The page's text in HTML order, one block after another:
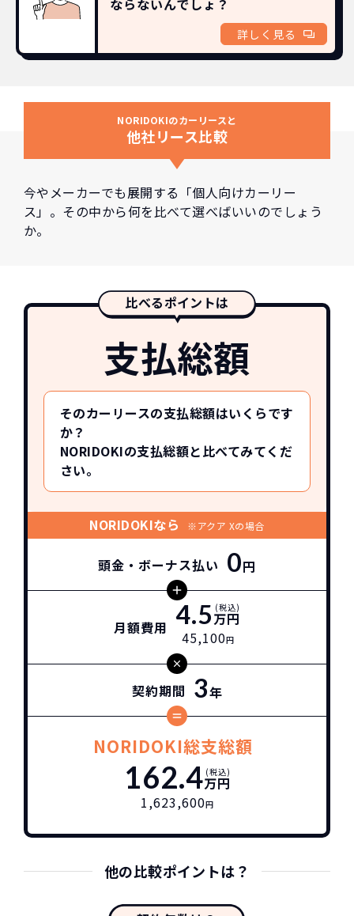
ならないんでしょ？
詳しく見る
NORIDOKIのカーリースと
他社リース比較
今やメーカーでも展開する「個人向けカーリー
ス」。その中から何を比べて選べばいいのでしょう
か。
比べるポイントは
支払総額
そのカーリースの支払総額はいくらです
か？
NORIDOKIの支払総額と比べてみてくだ
さい。
NORIDOKIなら ※アクア Xの場合
頭金・ボーナス払い 0円
月額費用 4.5万円
(税込)
45,100円
契約期間 3年
NORIDOKI総支総額
162.4万円
(税込)
1,623,600円
他の比較ポイントは？